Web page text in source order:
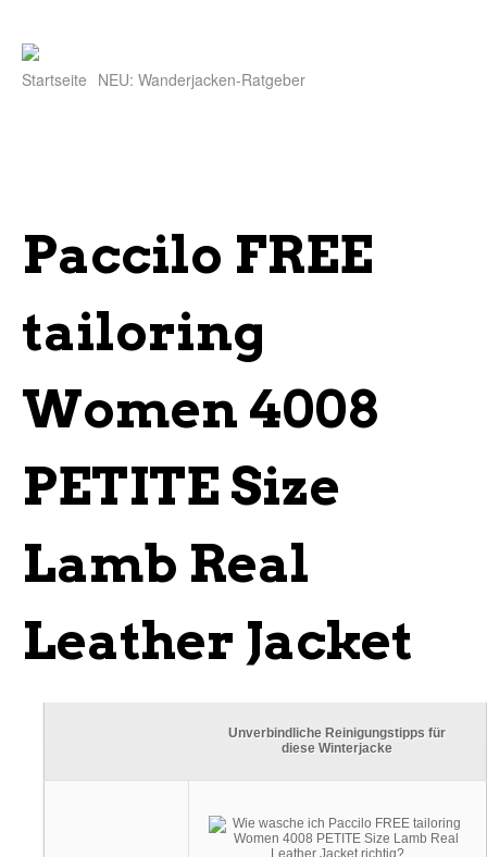
Startseite NEU: Wanderjacken-Ratgeber
Paccilo FREE
tailoring
Women 4008
PETITE Size
Lamb Real
Leather Jacket
Unverbindliche Reinigungstipps für
diese Winterjacke